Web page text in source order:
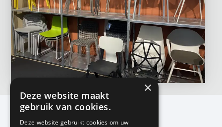
×
Deze website maakt
gebruik van cookies.
Deze website gebruikt cookies om uw